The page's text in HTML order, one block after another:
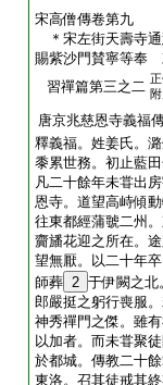
宋高僧傳卷第九
＊宋左街天壽寺
賜紫沙門賛寧等
習禪篇第三之二
唐京兆慈恩寺義福
釋義福。姓姜氏。
黍累世務。初止藍
凡二十餘年未甞出
恩寺。道望高峙傾
往東都經蒲虢二州
齎旙花迎之所在。
望無厭。以二十年
師葬 2 于伊闕之北
郎嚴挺之躬行喪服
神秀禪門之傑。雖
以加者。而未甞聚
於都城。傳教二十
東洛。召其徒戒其